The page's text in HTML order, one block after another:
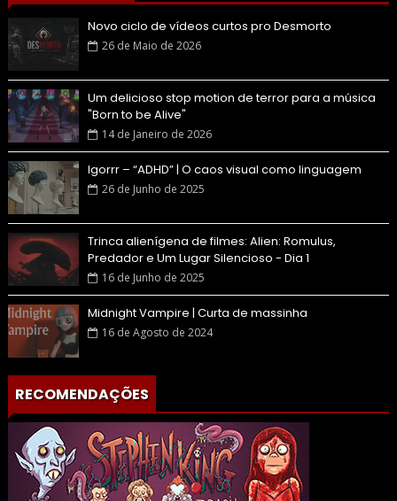
Novo ciclo de vídeos curtos pro Desmorto
26 de Maio de 2026
Um delicioso stop motion de terror para a música
"Born to be Alive"
14 de Janeiro de 2026
Igorrr – “ADHD” | O caos visual como linguagem
26 de Junho de 2025
Trinca alienígena de filmes: Alien: Romulus,
Predador e Um Lugar Silencioso - Dia 1
16 de Junho de 2025
Midnight Vampire | Curta de massinha
16 de Agosto de 2024
RECOMENDAÇÕES